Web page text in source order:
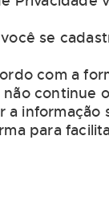
se
com a
para